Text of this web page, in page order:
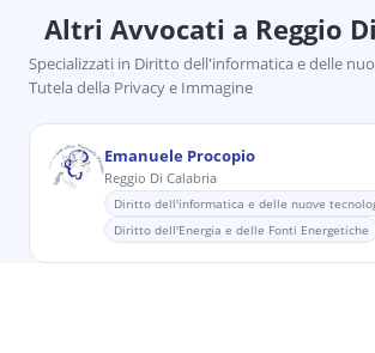
Altri Avvocati a Reggio
Specializzati in Diritto dell'informatica e delle
Tutela della Privacy e Immagine
Emanuele Procopio
Reggio Di Calabria
Diritto dell'informatica e delle nuove
Diritto dell'Energia e delle Fonti Energetiche